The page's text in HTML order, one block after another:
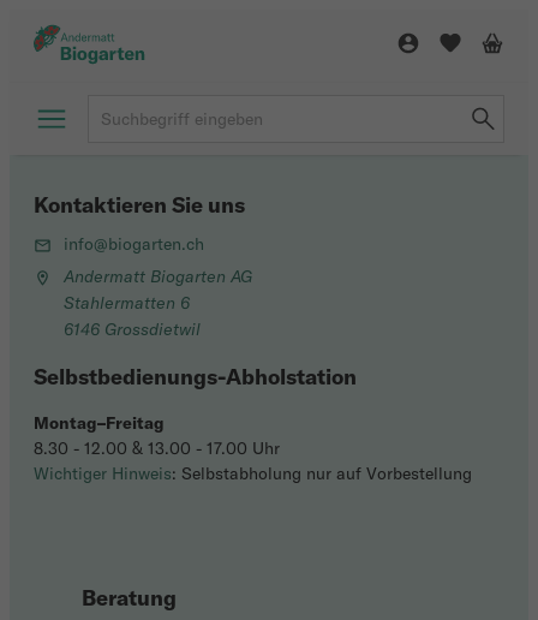
Beratung
Kontaktieren Sie uns
info@biogarten.ch
Andermatt Biogarten AG
Stahlermatten 6
6146 Grossdietwil
Selbstbedienungs-Abholstation
Montag–Freitag
8.30 - 12.00 & 13.00 - 17.00 Uhr
Wichtiger Hinweis: Selbstabholung nur auf Vorbestellung